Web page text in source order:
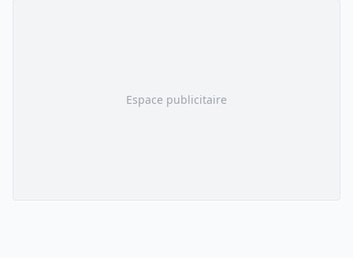
Espace publicitaire